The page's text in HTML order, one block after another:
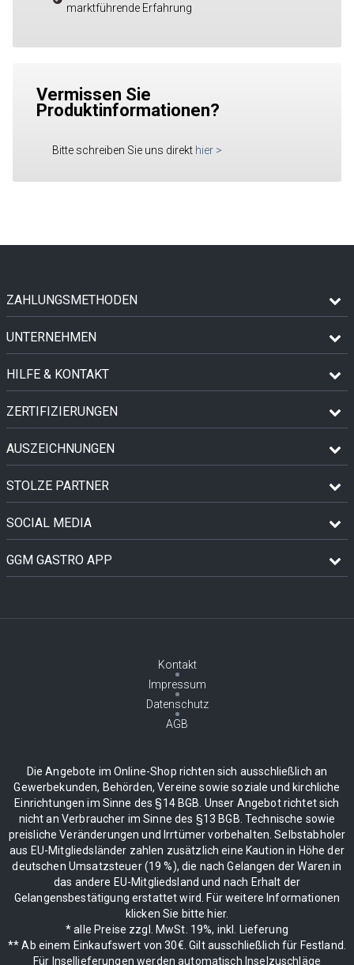
marktführende Erfahrung
Vermissen Sie
Produktinformationen?
Bitte schreiben Sie uns direkt hier >
ZAHLUNGSMETHODEN
UNTERNEHMEN
HILFE & KONTAKT
ZERTIFIZIERUNGEN
AUSZEICHNUNGEN
STOLZE PARTNER
SOCIAL MEDIA
GGM GASTRO APP
Kontakt
Impressum
Datenschutz
AGB
Die Angebote im Online-Shop richten sich ausschließlich an
Gewerbekunden, Behörden, Vereine sowie soziale und kirchliche
Einrichtungen im Sinne des §14 BGB. Unser Angebot richtet sich
nicht an Verbraucher im Sinne des §13 BGB. Technische sowie
preisliche Veränderungen und Irrtümer vorbehalten. Selbstabholer
aus EU-Mitgliedsländer zahlen zusätzlich eine Kaution in Höhe der
deutschen Umsatzsteuer (19 %), die nach Gelangen der Waren in
das andere EU-Mitgliedsland und nach Erhalt der
Gelangensbestätigung erstattet wird. Für weitere Informationen
klicken Sie bitte hier.
* alle Preise zzgl. MwSt. 19%, inkl. Lieferung
** Ab einem Einkaufswert von 30€. Gilt ausschließlich für Festland.
Für Insellieferungen werden automatisch Inselzuschläge